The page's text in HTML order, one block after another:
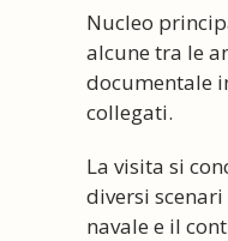
Nucleo
alcune tra le
documentale
collegati.
La visita si
diversi
navale e il